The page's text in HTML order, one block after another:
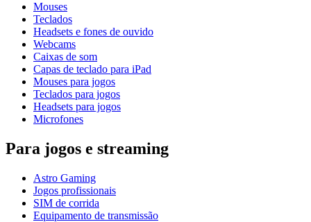
Mouses
Teclados
Headsets e fones de ouvido
Webcams
Caixas de som
Capas de teclado para iPad
Mouses para jogos
Teclados para jogos
Headsets para jogos
Microfones
Para jogos e streaming
Astro Gaming
Jogos profissionais
SIM de corrida
Equipamento de transmissão